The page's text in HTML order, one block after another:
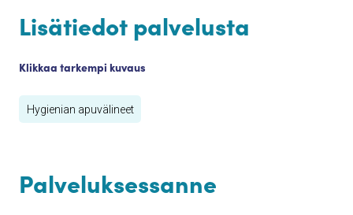
Lisätiedot palvelusta
Klikkaa tarkempi kuvaus
Hygienian apuvälineet
Palveluksessanne